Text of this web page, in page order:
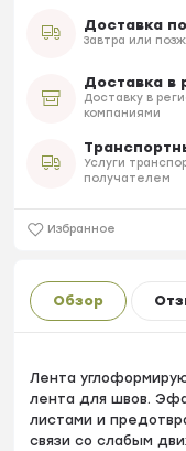
Доставка
Завтра или
Доставка в
Доставку в
компаниями
Услуги
получателем
Избранное
Обзор
Лента
лента для швов.
листами и
связи со слабым